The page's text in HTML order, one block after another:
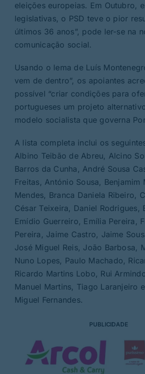
eleições europeias. Em Outubro,
legislativas, o PSD teve o pior
últimos 36 anos”, pode ler-se na
comunicação social.
Usando o lema de Luís
vem de dentro”, os apoiantes
possível “criar condições para
portugueses um projeto
modelo socialista que governa
A lista completa inclui os
Albino Teibão de Abreu, Alcino
Barros da Cunha, André Sousa
Freitas, António Sousa, Benjamim
Mendes, Branca Daniela Ribeiro,
César Teixeira, Daniel Rodrigues,
Emídio Guerreiro, Emília Pereira,
Pereira, Jaime Castro, Jaime
José Miguel Reis, João Barbosa,
Nuno Lopes, Paulo Machado,
Ricardo Martins Lobo, Rui
Manuel Martins, Tiago Laranjeiro
Miguel Fernandes.
PUBLICIDADE